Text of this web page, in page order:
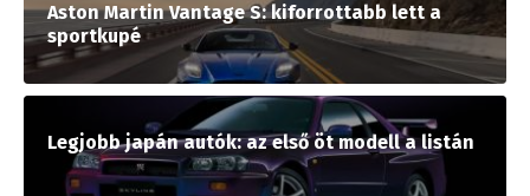
Aston Martin Vantage S: kiforrottabb lett a
sportkupé
Legjobb japán autók: az első öt modell a listán